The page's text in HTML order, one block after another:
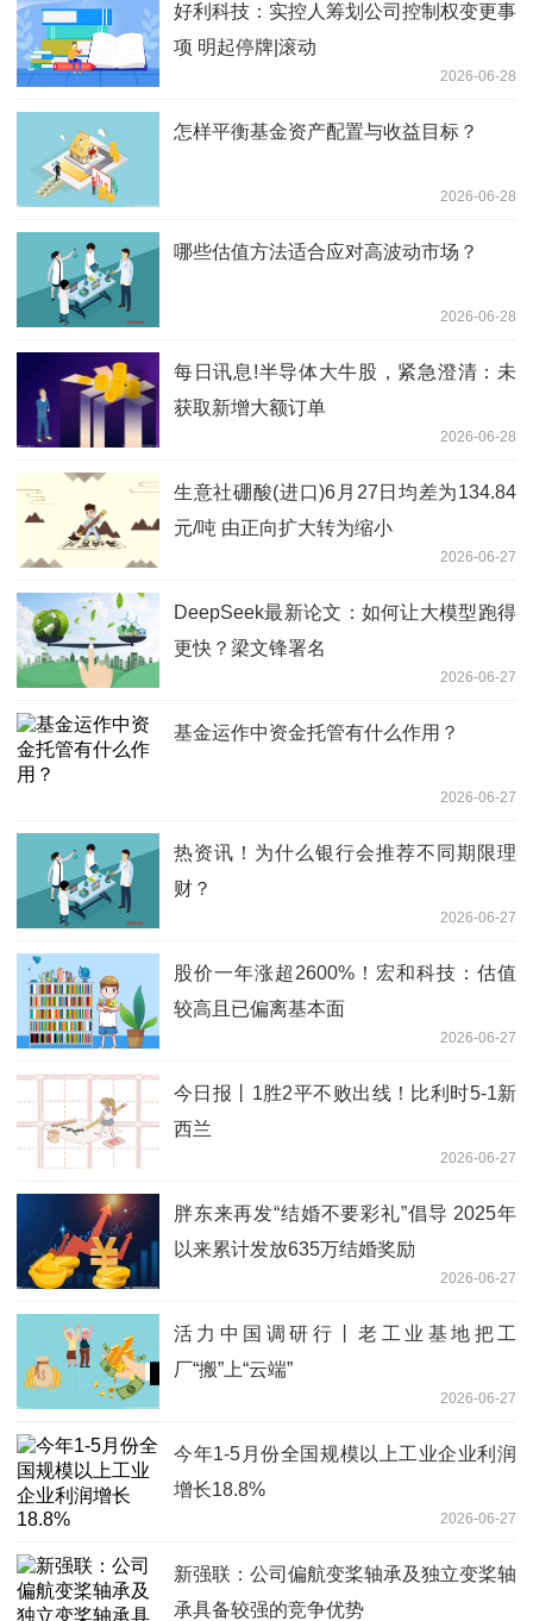
好利科技：实控人筹划公司控制权变更事
项 明起停牌|滚动
2026-06-28
怎样平衡基金资产配置与收益目标？
2026-06-28
哪些估值方法适合应对高波动市场？
2026-06-28
每日讯息!半导体大牛股，紧急澄清：未
获取新增大额订单
2026-06-28
生意社硼酸(进口)6月27日均差为134.84
元/吨 由正向扩大转为缩小
2026-06-27
DeepSeek最新论文：如何让大模型跑得
更快？梁文锋署名
2026-06-27
基金运作中资金托管有什么作用？
2026-06-27
热资讯！为什么银行会推荐不同期限理
财？
2026-06-27
股价一年涨超2600%！宏和科技：估值
较高且已偏离基本面
2026-06-27
今日报丨1胜2平不败出线！比利时5-1新
西兰
2026-06-27
胖东来再发“结婚不要彩礼”倡导 2025年
以来累计发放635万结婚奖励
2026-06-27
活力中国调研行丨老工业基地把工
厂“搬”上“云端”
2026-06-27
今年1-5月份全国规模以上工业企业利润
增长18.8%
2026-06-27
新强联：公司偏航变桨轴承及独立变桨轴
承具备较强的竞争优势